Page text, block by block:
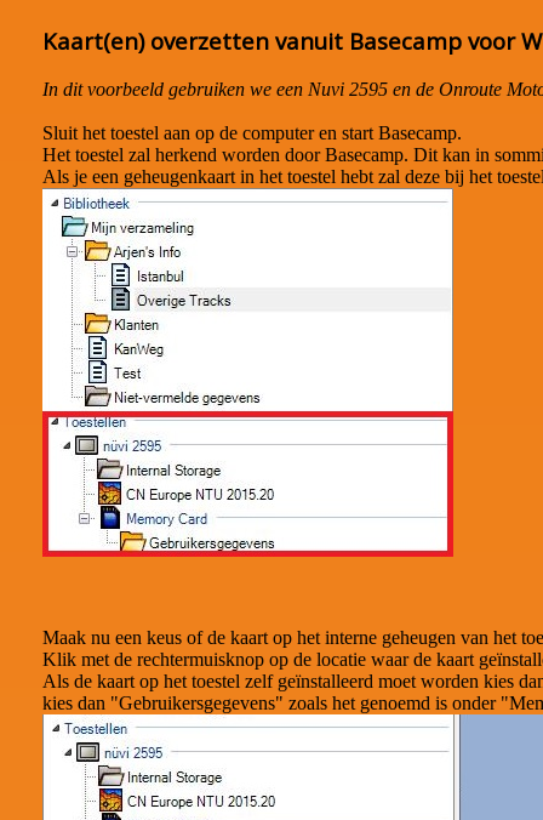
Kaart(en) overzetten vanuit Basecamp voor
In dit voorbeeld gebruiken we een Nuvi 2595 en de Onroute
Sluit het toestel aan op de computer en start Basecamp.
Het toestel zal herkend worden door Basecamp. Dit kan in
Als je een geheugenkaart in het toestel hebt zal deze bij het
Maak nu een keus of de kaart op het interne geheugen van het
Klik met de rechtermuisknop op de locatie waar de kaart
Als de kaart op het toestel zelf geïnstalleerd moet worden kies
kies dan "Gebruikersgegevens" zoals het genoemd is onder